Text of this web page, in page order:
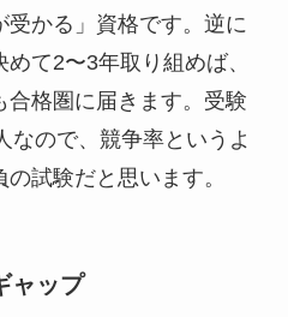
受かる」資格です。逆に
て2〜3年取り組めば、
格圏に届きます。受験
なので、競争率というよ
試験だと思います。
ャップ